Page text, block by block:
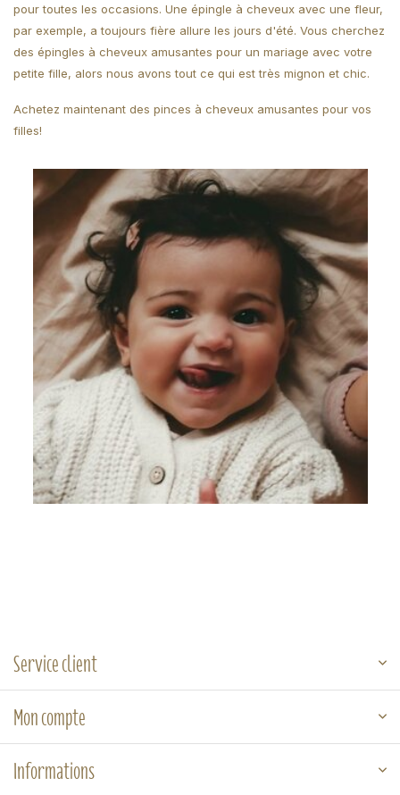
pour toutes les occasions. Une épingle à cheveux avec une fleur,
par exemple, a toujours fière allure les jours d'été. Vous cherchez
des épingles à cheveux amusantes pour un mariage avec votre
petite fille, alors nous avons tout ce qui est très mignon et chic.
Achetez maintenant des pinces à cheveux amusantes pour vos
filles!
Service client
Mon compte
Informations